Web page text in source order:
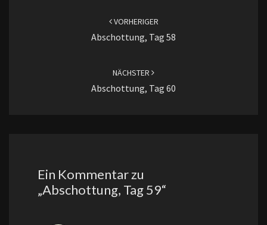
VORHERIGER
Abschottung, Tag 58
NÄCHSTER
Abschottung, Tag 60
Ein Kommentar zu
„Abschottung, Tag 59“